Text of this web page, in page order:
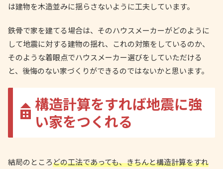
は建物を木造並みに揺らさないように工夫しています。
鉄骨で家を建てる場合は、そのハウスメーカーがどのように
して地震に対する建物の揺れ、これの対策をしているのか、
そのような着眼点でハウスメーカー選びをしていただける
と、後悔のない家づくりができるのではないかと思います。
構造計算をすれば地震に強
い家をつくれる
結局のところどの工法であっても、きちんと構造計算をすれ